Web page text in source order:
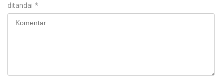
ditandai *